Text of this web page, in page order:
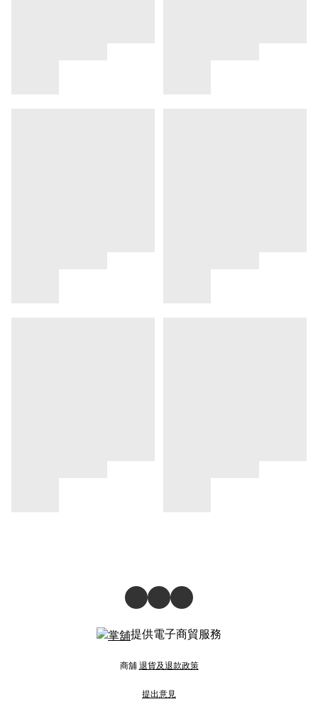
提供電子商貿服務
商舖 退貨及退款政策
提出意見